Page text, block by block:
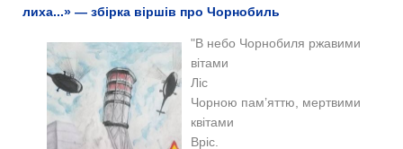
лиха...» — збірка віршів про Чорнобиль
"В небо Чорнобиля ржавими
вітами
Ліс
Чорною пам’яттю, мертвими
квітами
Вріс.